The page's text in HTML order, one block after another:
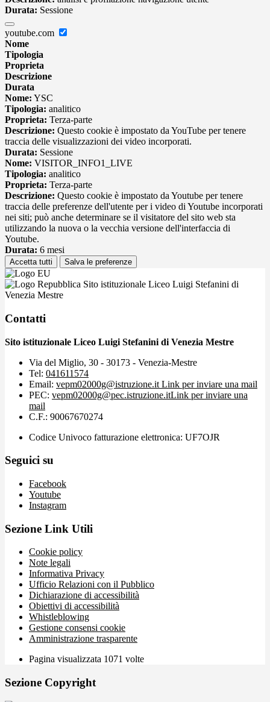
Durata: Sessione
youtube.com
Nome
Tipologia
Proprieta
Descrizione
Durata
Nome: YSC
Tipologia: analitico
Proprieta: Terza-parte
Descrizione: Questo cookie è impostato da YouTube per tenere
traccia delle visualizzazioni dei video incorporati.
Durata: Sessione
Nome: VISITOR_INFO1_LIVE
Tipologia: analitico
Proprieta: Terza-parte
Descrizione: Questo cookie è impostato da Youtube per tenere
traccia delle preferenze dell'utente per i video di Youtube incorporati
nei siti; può anche determinare se il visitatore del sito web sta
utilizzando la nuova o la vecchia versione dell'interfaccia di
Youtube.
Durata: 6 mesi
Accetta tutti Salva le preferenze
Sito istituzionale Liceo Luigi Stefanini di
Venezia Mestre
Contatti
Sito istituzionale Liceo Luigi Stefanini di Venezia Mestre
Via del Miglio, 30 - 30173 - Venezia-Mestre
Tel: 041611574
Email: vepm02000g@istruzione.it Link per inviare una mail
PEC: vepm02000g@pec.istruzione.itLink per inviare una
mail
C.F.: 90067670274
Codice Univoco fatturazione elettronica: UF7OJR
Seguici su
Facebook
Youtube
Instagram
Sezione Link Utili
Cookie policy
Note legali
Informativa Privacy
Ufficio Relazioni con il Pubblico
Dichiarazione di accessibilità
Obiettivi di accessibilità
Whistleblowing
Gestione consensi cookie
Amministrazione trasparente
Pagina visualizzata 1071 volte
Sezione Copyright